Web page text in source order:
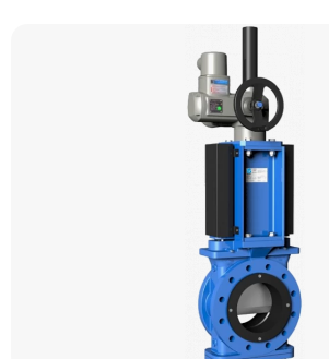
zakaz325@ks-
Email для связи
Одинцово, Внуковская 9, пав. 31